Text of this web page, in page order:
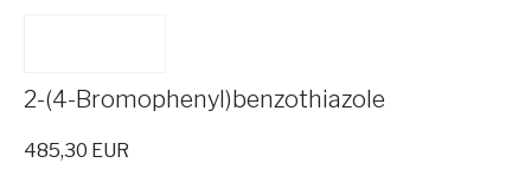
2-(4-Bromophenyl)benzothiazole
485,30 EUR